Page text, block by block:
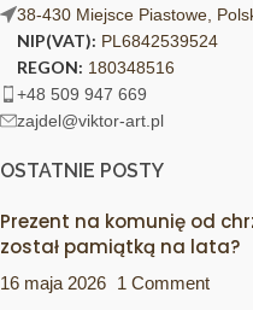
38-430 Miejsce Piastowe,
NIP(VAT): PL6842539524
REGON: 180348516
+48 509 947 669
zajdel@viktor-art.pl
OSTATNIE POSTY
Prezent na komunię od
został pamiątką na lata?
16 maja 2026 1 Comment